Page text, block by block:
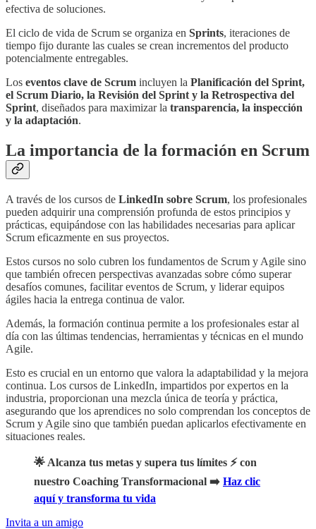
efectiva de soluciones.
El ciclo de vida de Scrum se organiza en Sprints, iteraciones de
tiempo fijo durante las cuales se crean incrementos del producto
potencialmente entregables.
Los eventos clave de Scrum incluyen la Planificación del Sprint,
el Scrum Diario, la Revisión del Sprint y la Retrospectiva del
Sprint, diseñados para maximizar la transparencia, la inspección
y la adaptación.
La importancia de la formación en Scrum
A través de los cursos de LinkedIn sobre Scrum, los profesionales
pueden adquirir una comprensión profunda de estos principios y
prácticas, equipándose con las habilidades necesarias para aplicar
Scrum eficazmente en sus proyectos.
Estos cursos no solo cubren los fundamentos de Scrum y Agile sino
que también ofrecen perspectivas avanzadas sobre cómo superar
desafíos comunes, facilitar eventos de Scrum, y liderar equipos
ágiles hacia la entrega continua de valor.
Además, la formación continua permite a los profesionales estar al
día con las últimas tendencias, herramientas y técnicas en el mundo
Agile.
Esto es crucial en un entorno que valora la adaptabilidad y la mejora
continua. Los cursos de LinkedIn, impartidos por expertos en la
industria, proporcionan una mezcla única de teoría y práctica,
asegurando que los aprendices no solo comprendan los conceptos de
Scrum y Agile sino que también puedan aplicarlos efectivamente en
situaciones reales.
🌟 Alcanza tus metas y supera tus límites ⚡ con
nuestro Coaching Transformacional ➡️ Haz clic
aquí y transforma tu vida
Invita a un amigo